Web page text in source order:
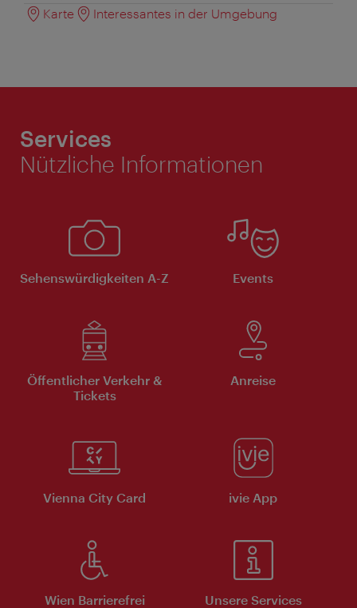
Karte
Interessantes in der Umgebung
Services
Nützliche Informationen
Sehenswürdigkeiten A-Z Events
Öffentlicher Verkehr &
Tickets
Anreise
Vienna City Card ivie App
Wien Barrierefrei Unsere Services